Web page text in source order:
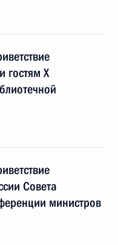
гостям X
Совета
министров